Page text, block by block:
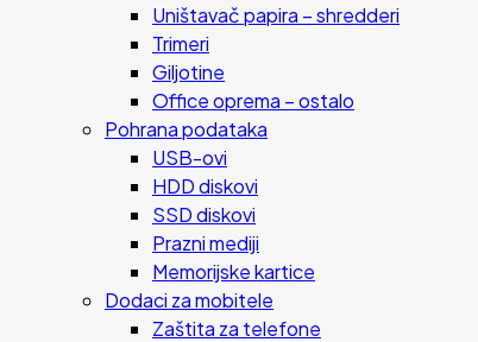
Uništavač papira – shredderi
Trimeri
Giljotine
Office oprema – ostalo
Pohrana podataka
USB-ovi
HDD diskovi
SSD diskovi
Prazni mediji
Memorijske kartice
Dodaci za mobitele
Zaštita za telefone